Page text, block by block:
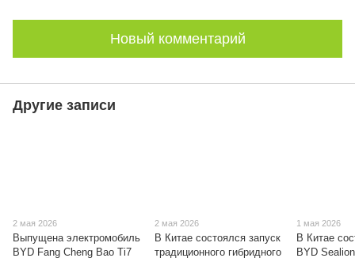
Новый комментарий
Другие записи
2 мая 2026
Выпущена электромобиль
BYD Fang Cheng Bao Ti7
2 мая 2026
В Китае состоялся запуск
традиционного гибридного
1 мая 2026
В Китае
BYD